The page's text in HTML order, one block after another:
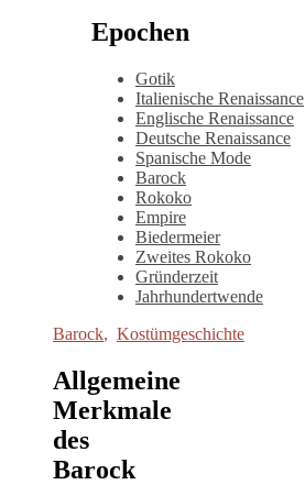
Epochen
Gotik
Italienische Renaissance
Englische Renaissance
Deutsche Renaissance
Spanische Mode
Barock
Rokoko
Empire
Biedermeier
Zweites Rokoko
Gründerzeit
Jahrhundertwende
Barock, Kostümgeschichte
Allgemeine
Merkmale
des
Barock